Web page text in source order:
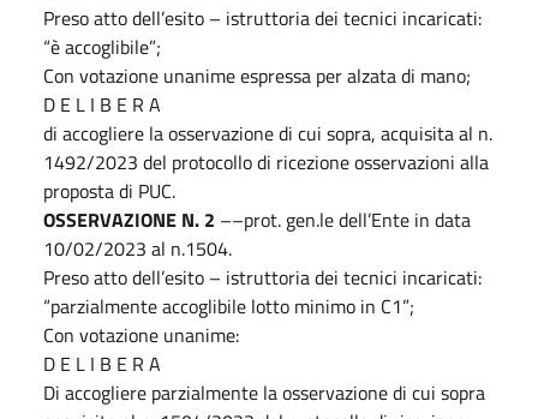
Preso atto dell’esito – istruttoria dei tecnici incaricati:
“è accoglibile”;
Con votazione unanime espressa per alzata di mano;
D E L I B E R A
di accogliere la osservazione di cui sopra, acquisita al n.
1492/2023 del protocollo di ricezione osservazioni alla
proposta di PUC.
OSSERVAZIONE N. 2 ––prot. gen.le dell’Ente in data
10/02/2023 al n.1504.
Preso atto dell’esito – istruttoria dei tecnici incaricati:
“parzialmente accoglibile lotto minimo in C1”;
Con votazione unanime:
D E L I B E R A
Di accogliere parzialmente la osservazione di cui sopra